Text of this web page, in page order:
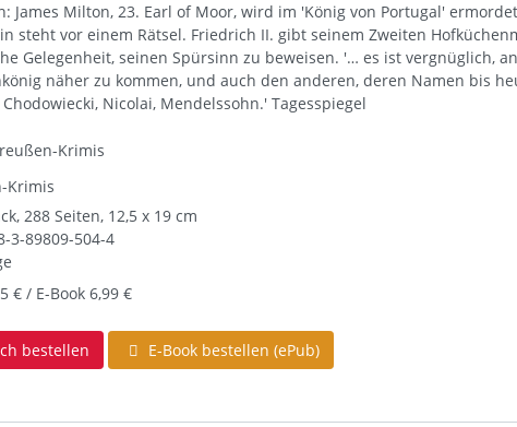
James Milton, 23. Earl of Moor, wird im 'König von Portugal'
steht vor einem Rätsel. Friedrich II. gibt seinem Zweiten
Gelegenheit, seinen Spürsinn zu beweisen. '… es ist vergnüglich,
näher zu kommen, und auch den anderen, deren Namen bis
Nicolai, Mendelssohn.' Tagesspiegel
Krimis
Krimis
288 Seiten, 12,5 x 19 cm
3-89809-504-4
€ / E-Book 6,99 €
bestellen E-Book bestellen (ePub)